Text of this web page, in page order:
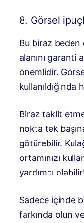
8. Görsel
Bu biraz beden
alanını garanti
önemlidir.
kullanıldığında
Biraz taklit
nokta tek
götürebilir.
ortamınızı
yardımcı olabilir!
Sadece içinde
farkında olun